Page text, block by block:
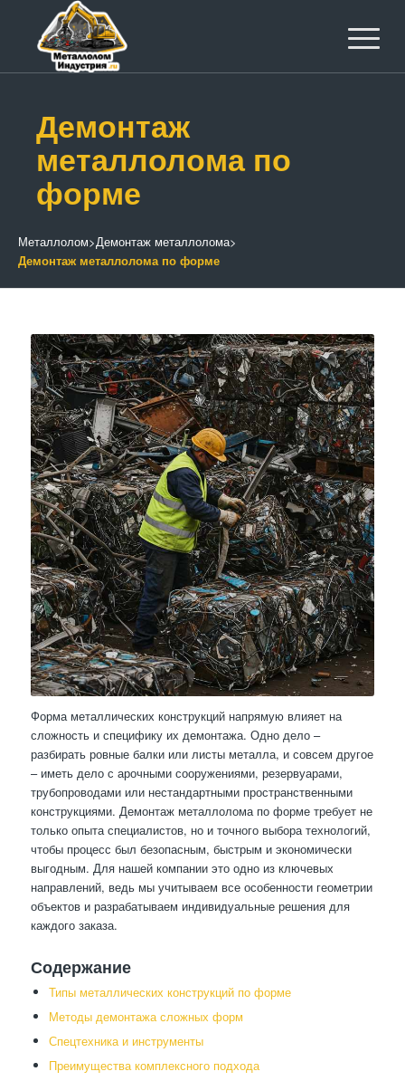
Демонтаж
металлолома по
форме
Металлолом>Демонтаж металлолома>
Демонтаж металлолома по форме
Форма металлических конструкций напрямую влияет на
сложность и специфику их демонтажа. Одно дело –
разбирать ровные балки или листы металла, и совсем другое
– иметь дело с арочными сооружениями, резервуарами,
трубопроводами или нестандартными пространственными
конструкциями. Демонтаж металлолома по форме требует не
только опыта специалистов, но и точного выбора технологий,
чтобы процесс был безопасным, быстрым и экономически
выгодным. Для нашей компании это одно из ключевых
направлений, ведь мы учитываем все особенности геометрии
объектов и разрабатываем индивидуальные решения для
каждого заказа.
Содержание
Типы металлических конструкций по форме
Методы демонтажа сложных форм
Спецтехника и инструменты
Преимущества комплексного подхода